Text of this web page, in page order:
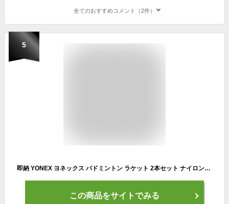
全てのおすすめコメント（2件）
5
即納 YONEX ヨネックス バドミントン ラケット 2本セット ナイロンシャトル6個付き B4000 G 初心者 ピクニック レクリエーション すぐ遊べる セット商品
この商品をサイトでみる